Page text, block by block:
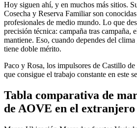
Hoy siguen ahí, y en muchos más sitios.
Cosecha y Reserva Familiar son
profesionales de medio mundo. Lo que
precisión técnica: campaña tras campaña,
mantiene. Eso, cuando dependes del
tiene doble mérito.
Paco y Rosa, los impulsores de Castillo
que consigue el trabajo constante en este
Tabla comparativa de
de AOVE en el extranjero